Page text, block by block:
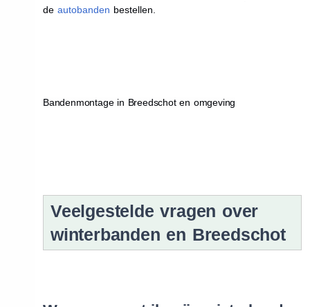
de autobanden bestellen.
Bandenmontage in Breedschot en omgeving
Veelgestelde vragen over
winterbanden en Breedschot